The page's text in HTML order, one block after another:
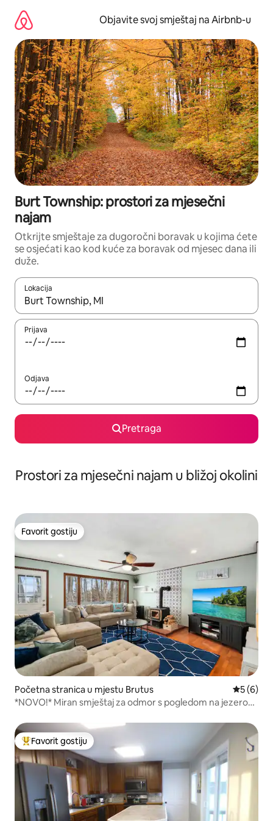
sadržaj
Objavite svoj smještaj na Airbnb-u
Burt Township: prostori za mjesečni
najam
Otkrijte smještaje za dugoročni boravak u kojima ćete
se osjećati kao kod kuće za boravak od mjesec dana ili
duže.
Lokacija
Kad su rezultati dostupni, možete da se krećete kroz njih
Prijava
Odjava
Pretraga
Prostori za mjesečni najam u bližoj okolini
Favorit gostiju
Favorit gostiju
Početna stranica u mjestu Brutus
5 (6)
*NOVO!* Miran smještaj za odmor s pogledom na jezero
Glavni favorit gostiju
Favorit gostiju